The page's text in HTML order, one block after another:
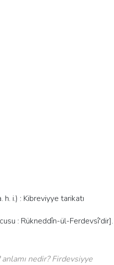
h. i.) : Kibreviyye tarikatı
: Rükneddîn-ül-Ferdevsî'dir].
nedir? Firdevsiyye